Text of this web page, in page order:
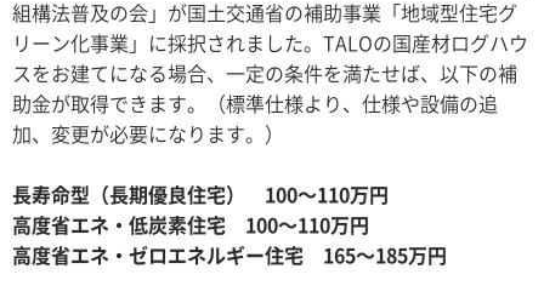
組構法普及の会」が国土交通省の補助事業「地域型住宅グ
リーン化事業」に採択されました。TALOの国産材ログハウ
スをお建てになる場合、一定の条件を満たせば、以下の補
助金が取得できます。（標準仕様より、仕様や設備の追
加、変更が必要になります。）
長寿命型（長期優良住宅） 100〜110万円
高度省エネ・低炭素住宅 100〜110万円
高度省エネ・ゼロエネルギー住宅 165〜185万円